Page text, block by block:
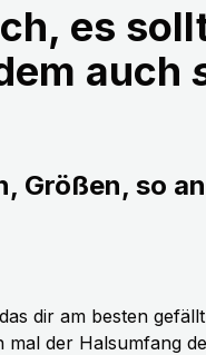
es
auch
Größen, so
dir am besten
der Halsumfang